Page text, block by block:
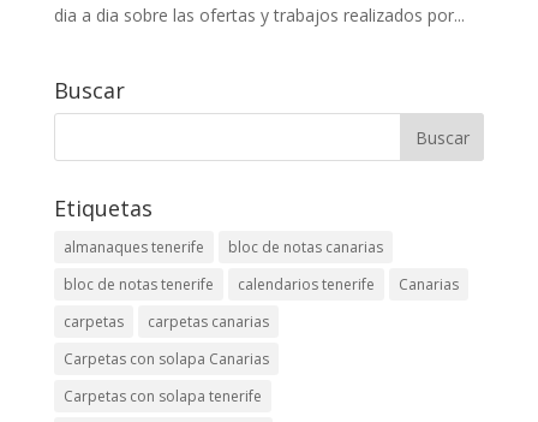
dia a dia sobre las ofertas y trabajos realizados por...
Buscar
Etiquetas
almanaques tenerife
bloc de notas canarias
bloc de notas tenerife
calendarios tenerife
Canarias
carpetas
carpetas canarias
Carpetas con solapa Canarias
Carpetas con solapa tenerife